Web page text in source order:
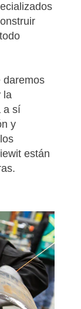
daremos
la
a sí
y
están